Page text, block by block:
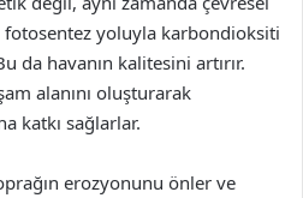
fotosentez yoluyla karbondioksiti
da havanın kalitesini artırır.
alanını oluşturarak
katkı sağlarlar.
erozyonunu önler ve